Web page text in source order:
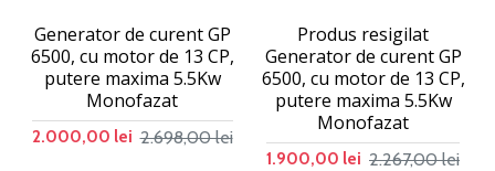
Generator de curent GP
6500, cu motor de 13 CP,
putere maxima 5.5Kw
Monofazat
2.000,00 lei 2.698,00 lei
Produs resigilat
Generator de curent GP
6500, cu motor de 13 CP,
putere maxima 5.5Kw
Monofazat
1.900,00 lei 2.267,00 lei